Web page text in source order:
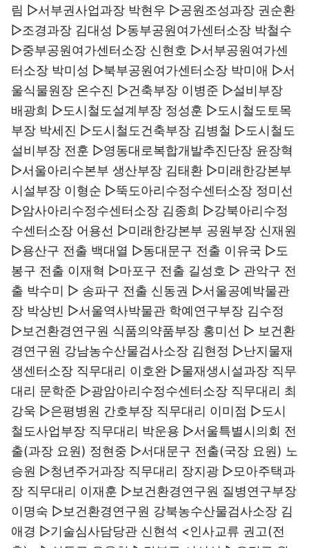
림 ▷서부권사업과장 박현우 ▷공원조성과장 권순환
▷조경과장 김대성 ▷동부공원여가센터소장 박철수
▷중부공원여가센터소장 신현호 ▷서부공원여가센
터소장 박미성 ▷북부공원여가센터소장 박미애 ▷서
울식물원장 온수진 ▷건축부장 이병준 ▷설비부장
배광희 ▷도시철도설계부장 정성훈 ▷도시철도토목
부장 박세진 ▷도시철도건축부장 김병철 ▷도시철도
설비부장 전훈 ▷영동대로복합개발추진단장 윤장혁
▷서울아리수본부 생산부장 김태환 ▷미래한강본부
시설부장 이형순 ▷뚝도아리수정수센터소장 정미선
▷암사아리수정수센터소장 김종희 ▷강북아리수정
수센터소장 어용선 ▷미래한강본부 공원부장 신재원
▷용산구 전출 백대열 ▷동대문구 전출 이유국 ▷도
봉구 전출 이재혁 ▷마포구 전출 길성호 ▷ 관악구 전
출 박수미 ▷ 송파구 전출 신동권 ▷서울공예박물관
장 박상빈 ▷서울역사박물관 학예연구부장 김수정
▷보건환경연구원 식품의약품부장 홍미선 ▷ 보건환
경연구원 강남농수산물검사소장 김현정 ▷난지물재
생센터소장 직무대리 이호완 ▷물재생시설과장 직무
대리 문학준 ▷광암아리수정수센터소장 직무대리 최
강욱 ▷은평병원 간호부장 직무대리 이미점 ▷도시
철도사업부장 직무대리 박운용 ▷서울특별시의회 전
출(과장 요원) 정현중 ▷서대문구 전출(국장 요원) 노
승원 ▷청년주거과장 직무대리 장지광 ▷모아주택과
장 직무대리 이재훈 ▷보건환경연구원 질병연구부장
이명숙 ▷보건환경연구원 강북농수산물검사소장 김
애경 ▷기술심사담당관 신현석 <인사교류 권고(전